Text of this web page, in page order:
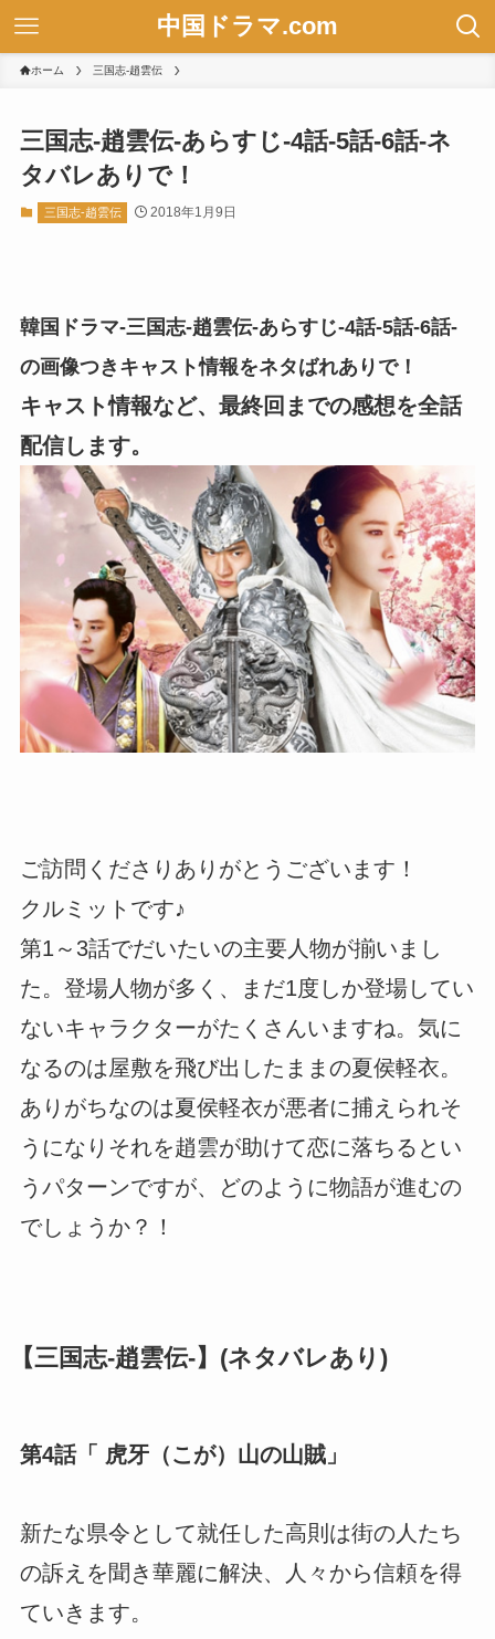
中国ドラマ.com
ホーム 三国志-趙雲伝
三国志-趙雲伝-あらすじ-4話-5話-6話-ネ
タバレありで！
三国志-趙雲伝 2018年1月9日
韓国ドラマ-三国志-趙雲伝-あらすじ-4話-5話-6話-
の画像つきキャスト情報をネタばれありで！
キャスト情報など、最終回までの感想を全話
配信します。
ご訪問くださりありがとうございます！
クルミットです♪
第1～3話でだいたいの主要人物が揃いまし
た。登場人物が多く、まだ1度しか登場してい
ないキャラクターがたくさんいますね。気に
なるのは屋敷を飛び出したままの夏侯軽衣。
ありがちなのは夏侯軽衣が悪者に捕えられそ
うになりそれを趙雲が助けて恋に落ちるとい
うパターンですが、どのように物語が進むの
でしょうか？！
【三国志-趙雲伝-】(ネタバレあり)
第4話「 虎牙（こが）山の山賊」
新たな県令として就任した高則は街の人たち
の訴えを聞き華麗に解決、人々から信頼を得
ていきます。